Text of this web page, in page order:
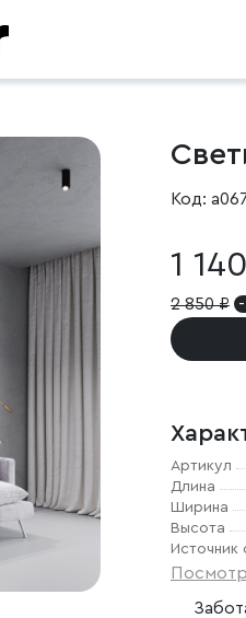
Код:
1
2 850₽
Артикул
Длина
Ширина
Высота
Источник